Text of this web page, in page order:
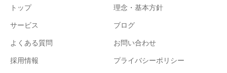
トップ 理念・基本方針
サービス ブログ
よくある質問 お問い合わせ
採用情報 プライバシーポリシー